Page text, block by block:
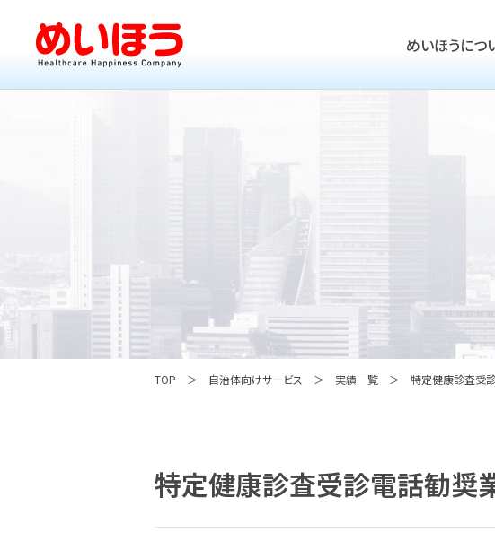
めいほうにつ
TOP 自治体向けサービス 実績一覧 特定健康診査受
特定健康診査受診電話勧奨